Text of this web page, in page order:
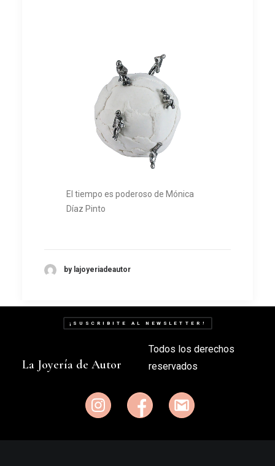
El tiempo es poderoso de Mónica
Díaz Pinto
by lajoyeriadeautor
¡SUSCRIBITE AL NEWSLETTER!
La Joyería de Autor
Todos los derechos
reservados